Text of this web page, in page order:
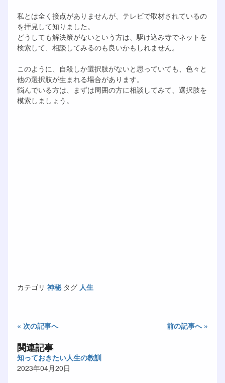
私とは全く接点がありませんが、テレビで取材されているの
を拝見して知りました。
どうしても解決策がないという方は、駆け込み寺でネットを
検索して、相談してみるのも良いかもしれません。
このように、自殺しか選択肢がないと思っていても、色々と
他の選択肢が生まれる場合があります。
悩んでいる方は、まずは周囲の方に相談してみて、選択肢を
模索しましょう。
カテゴリ 神秘 タグ 人生
« 次の記事へ 前の記事へ »
関連記事
知っておきたい人生の教訓
2023年04月20日